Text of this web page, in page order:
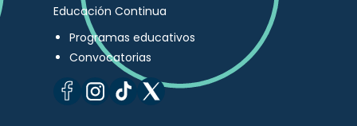
Educación Continua
Programas educativos
Convocatorias